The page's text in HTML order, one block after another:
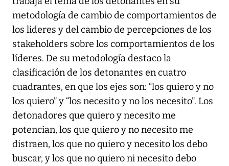
metodología de cambio de comportamientos de
los lideres y del cambio de percepciones de los
stakeholders sobre los comportamientos de los
líderes. De su metodología destaco la
clasificación de los detonantes en cuatro
cuadrantes, en que los ejes son: “los quiero y no
los quiero” y “los necesito y no los necesito”. Los
detonadores que quiero y necesito me
potencian, los que quiero y no necesito me
distraen, los que no quiero y necesito los debo
buscar, y los que no quiero ni necesito debo